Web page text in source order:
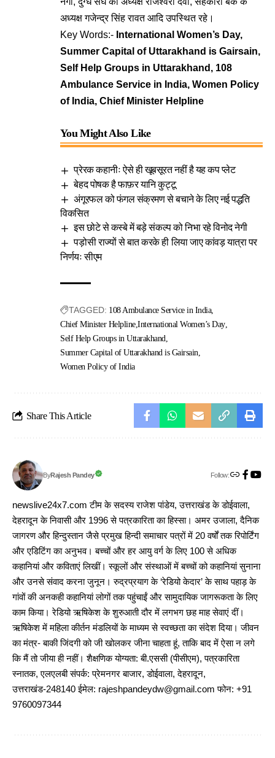
अध्यक्ष गजेन्द्र सिंह रावत आदि उपस्थित रहे।
Key Words:- International Women’s Day,
Summer Capital of Uttarakhand is Gairsain,
Self Help Groups in Uttarakhand, 108
Ambulance Service in India, Women Policy
of India, Chief Minister Helpline
You Might Also Like
प्रेरक कहानीः ऐसे ही खूबसूरत नहीं है यह कप प्लेट
बेहद पोषक है फाफ़र यानि कुट्टू
अंगूरफल को फंगल संक्रमण से बचाने के लिए नई पद्धति
विकसित
इस छोटे से कस्बे में बड़े संकल्प को निभा रहे विनोद नेगी
पड़ोसी राज्यों से बात करके ही लिया जाए कांवड़ यात्रा पर
निर्णयः सीएम
TAGGED: 108 Ambulance Service in India
Chief Minister Helpline International Women’s Day
Self Help Groups in Uttarakhand
Summer Capital of Uttarakhand is Gairsain
Women Policy of India
Share This Article
ByRajesh Pandey Follow:
newslive24x7.com टीम के सदस्य राजेश पांडेय, उत्तराखंड के डोईवाला,
देहरादून के निवासी और 1996 से पत्रकारिता का हिस्सा। अमर उजाला, दैनिक
जागरण और हिन्दुस्तान जैसे प्रमुख हिन्दी समाचार पत्रों में 20 वर्षों तक रिपोर्टिंग
और एडिटिंग का अनुभव। बच्चों और हर आयु वर्ग के लिए 100 से अधिक
कहानियां और कविताएं लिखीं। स्कूलों और संस्थाओं में बच्चों को कहानियां सुनाना
और उनसे संवाद करना जुनून। रुद्रप्रयाग के ‘रेडियो केदार’ के साथ पहाड़ के
गांवों की अनकही कहानियां लोगों तक पहुंचाईं और सामुदायिक जागरूकता के लिए
काम किया। रेडियो ऋषिकेश के शुरुआती दौर में लगभग छह माह सेवाएं दीं।
ऋषिकेश में महिला कीर्तन मंडलियों के माध्यम से स्वच्छता का संदेश दिया। जीवन
का मंत्र- बाकी जिंदगी को जी खोलकर जीना चाहता हूं, ताकि बाद में ऐसा न लगे
कि मैं तो जीया ही नहीं। शैक्षणिक योग्यता: बी.एससी (पीसीएम), पत्रकारिता
स्नातक, एलएलबी संपर्क: प्रेमनगर बाजार, डोईवाला, देहरादून,
उत्तराखंड-248140 ईमेल: rajeshpandeydw@gmail.com फोन: +91
9760097344